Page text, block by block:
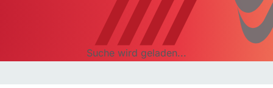
Suche wird geladen...